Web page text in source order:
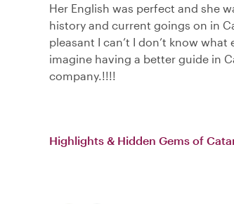
Her English was perfect and she
history and current goings on in
pleasant I can’t I don’t know what
imagine having a better guide in
company.!!!!
Highlights & Hidden Gems of